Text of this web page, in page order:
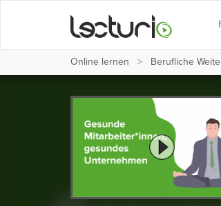
Online lernen Berufliche